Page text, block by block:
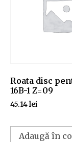
Roata disc
16B-1 Z=09
45.14lei
Adaugă în